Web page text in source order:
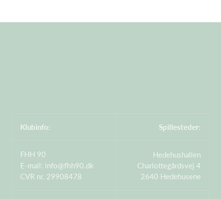
Klubinfo: Spillesteder:
FHH 90
E-mail: info@fhh90.dk
CVR nr. 29908478
Hedehushallen
Charlottegårdsvej 4
2640 Hedehusene